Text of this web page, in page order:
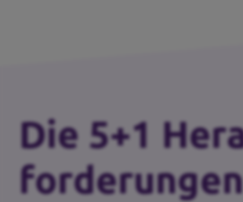
Die 5+1
forderungen